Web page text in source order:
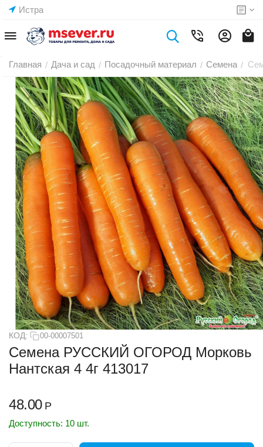
Истра
Главная / Дача и сад / Посадочный материал / Семена /
КОД: 00-00007501
Семена РУССКИЙ ОГОРОД Морковь
Нантская 4 4г 413017
48.00 Р
Доступность: 10 шт.